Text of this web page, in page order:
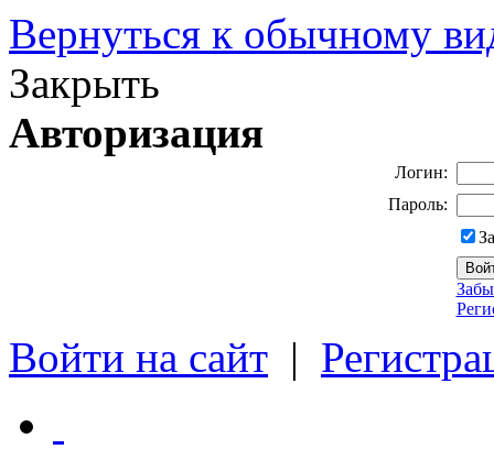
Вернуться к обычному
Закрыть
Авторизация
Логин:
Пароль:
Войти на сайт |